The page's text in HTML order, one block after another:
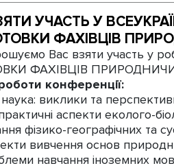
УЧАСТЬ У
ФАХІВЦІВ
Вас взяти участь у
ФАХІВЦІВ ПРИРОДНИЧИХ
конференції:
наука: виклики та
аспекти еколого-
фізико-географічних та
вивчення основ
навчання іноземних